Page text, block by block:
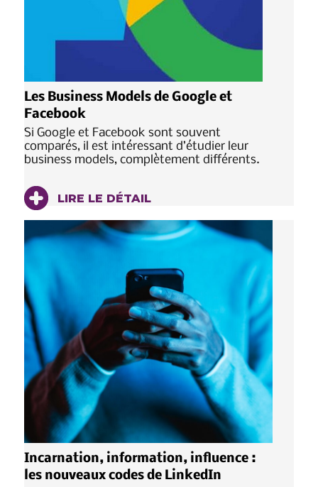
Les Business Models de Google et
Facebook
Si Google et Facebook sont souvent
comparés, il est intéressant d’étudier leur
business models, complètement différents.
LIRE LE DÉTAIL
Incarnation, information, influence :
les nouveaux codes de LinkedIn